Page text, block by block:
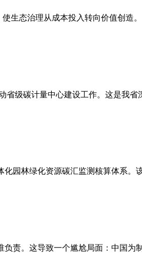
生态治理从成本投入转向价值创造
省级碳计量中心建设工作。这是我省
园林绿化资源碳汇监测核算体系。
责。这导致一个尴尬局面：中国为